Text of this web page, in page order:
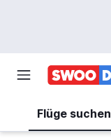
Flüge suchen